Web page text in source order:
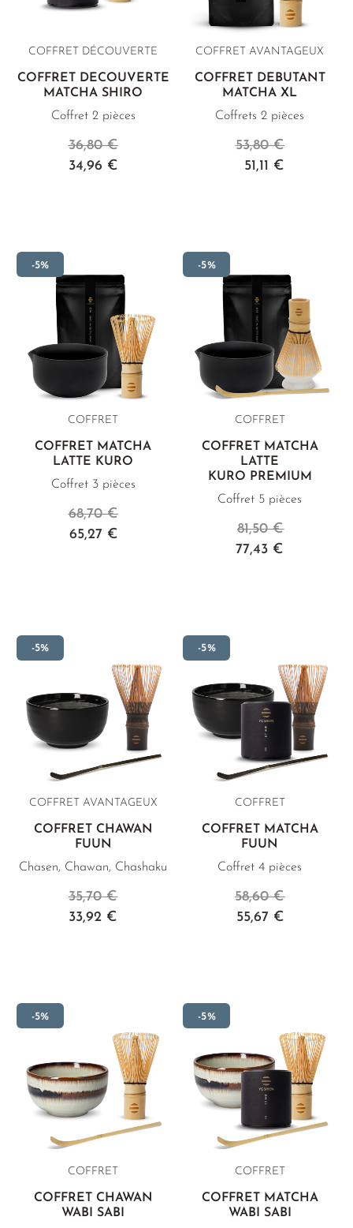
COFFRET DÉCOUVERTE
COFFRET DÉCOUVERTE
MATCHA SHIRO
Coffret 2 pièces
34,96 €
36,80 €
COFFRET AVANTAGEUX
COFFRET DÉBUTANT
MATCHA XL
Coffrets 2 pièces
51,11 €
53,80 €
-5%
COFFRET
COFFRET MATCHA
LATTE KURO
Coffret 3 pièces
65,27 €
68,70 €
-5%
COFFRET
COFFRET MATCHA
LATTE
KURO PREMIUM
Coffret 5 pièces
77,43 €
81,50 €
-5%
COFFRET AVANTAGEUX
COFFRET CHAWAN
FUUN
Chasen, Chawan, Chashaku
33,92 €
35,70 €
-5%
COFFRET
COFFRET MATCHA
FUUN
Coffret 4 pièces
55,67 €
58,60 €
-5%
COFFRET
COFFRET CHAWAN
WABI SABI
-5%
COFFRET
COFFRET MATCHA
WABI SABI